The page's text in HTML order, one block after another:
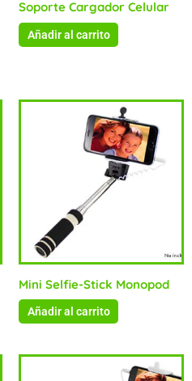
Soporte Cargador Celular
Añadir al carrito
Mini Selfie-Stick Monopod
Añadir al carrito